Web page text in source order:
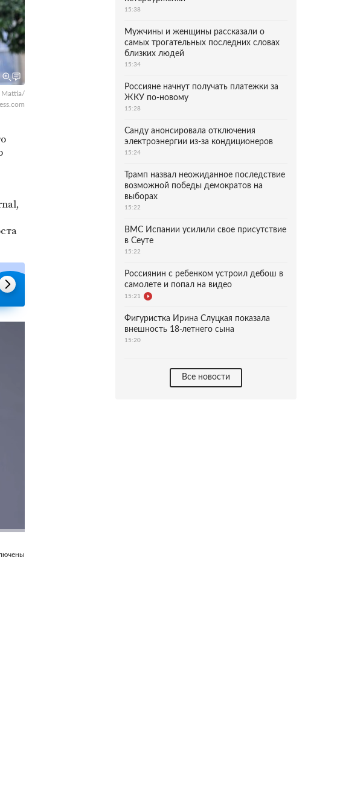
Mattia/
15:38
Мужчины и женщины рассказали о
самых трогательных последних словах
близких людей
15:34
Россияне начнут получать платежки за
ЖКУ по-новому
15:28
Санду анонсировала отключения
электроэнергии из-за кондиционеров
15:24
Трамп назвал неожиданное последствие
возможной победы демократов на
выборах
15:22
ВМС Испании усилили свое присутствие
в Сеуте
15:22
Россиянин с ребенком устроил дебош в
самолете и попал на видео
15:21
Фигуристка Ирина Слуцкая показала
внешность 18-летнего сына
15:20
Все новости